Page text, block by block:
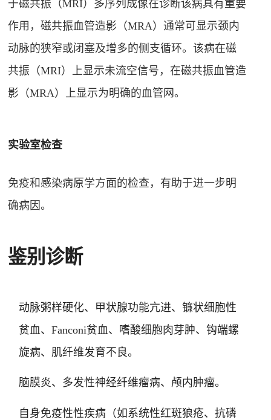
于磁共振（MRI）多序列成像在诊断该病具有重要
作用，磁共振血管造影（MRA）通常可显示颈内
动脉的狭窄或闭塞及增多的侧支循环。该病在磁
共振（MRI）上显示未流空信号，在磁共振血管造
影（MRA）上显示为明确的血管网。
实验室检查
免疫和感染病原学方面的检查，有助于进一步明
确病因。
鉴别诊断
动脉粥样硬化、甲状腺功能亢进、镰状细胞性
贫血、Fanconi贫血、嗜酸细胞肉芽肿、钩端螺
旋病、肌纤维发育不良。
脑膜炎、多发性神经纤维瘤病、颅内肿瘤。
自身免疫性性疾病（如系统性红斑狼疮、抗磷